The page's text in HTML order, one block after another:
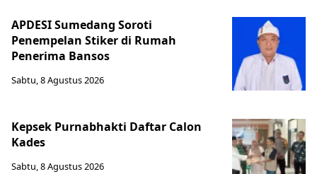
APDESI Sumedang Soroti
Penempelan Stiker di Rumah
Penerima Bansos
Sabtu, 8 Agustus 2026
Kepsek Purnabhakti Daftar Calon
Kades
Sabtu, 8 Agustus 2026